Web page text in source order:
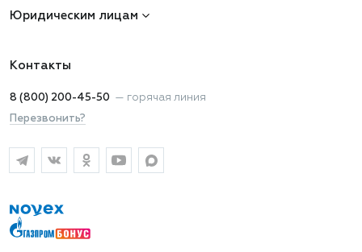
Юридическим лицам
Контакты
8 (800) 200-45-50 — горячая линия
Перезвонить?